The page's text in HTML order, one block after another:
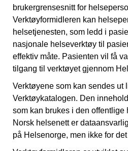
brukergrensesnitt for
Verktøyformidleren kan
helsetjenesten, som ledd i
nasjonale helseverktøy til
effektiv måte. Pasienten vil få
tilgang til verktøyet gjennom
Verktøyene som kan sendes ut
Verktøykatalogen. Den
som kan brukes i den offentlige
Norsk helsenett er
på Helsenorge, men ikke for